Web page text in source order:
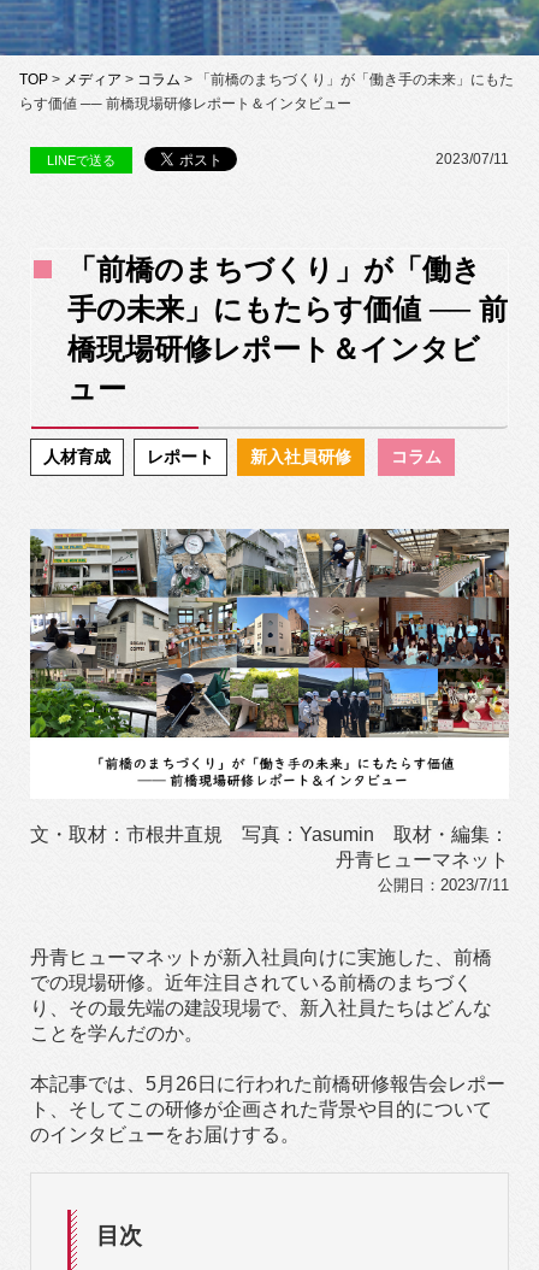
TOP > メディア > コラム > 「前橋のまちづくり」が「働き手の未来」にもた
らす価値 ── 前橋現場研修レポート＆インタビュー
LINEで送る 2023/07/11
「前橋のまちづくり」が「働き
手の未来」にもたらす価値 ── 前
橋現場研修レポート＆インタビ
ュー
人材育成 レポート 新入社員研修 コラム
文・取材：市根井直規 写真：Yasumin 取材・編集：
丹青ヒューマネット
公開日：2023/7/11
丹青ヒューマネットが新入社員向けに実施した、前橋
での現場研修。近年注目されている前橋のまちづく
り、その最先端の建設現場で、新入社員たちはどんな
ことを学んだのか。
本記事では、5月26日に行われた前橋研修報告会レポー
ト、そしてこの研修が企画された背景や目的について
のインタビューをお届けする。
目次